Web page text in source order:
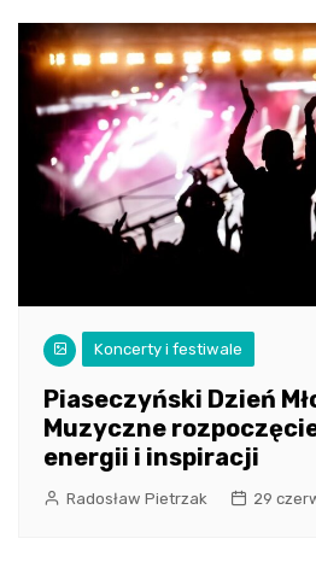
Koncerty i festiwale
Piaseczyński Dzień
Muzyczne
energii i inspiracji
Radosław Pietrzak 29